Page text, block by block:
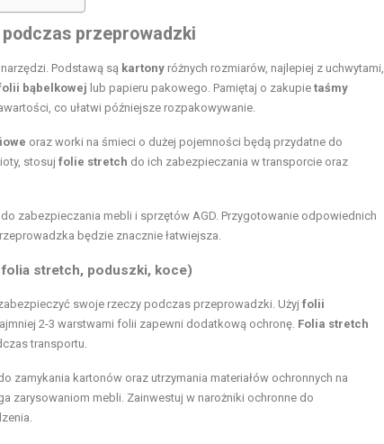
przeprowadzki
Podstawą są kartony różnych rozmiarów, najlepiej z uchwytami,
bąbelkowej lub papieru pakowego. Pamiętaj o zakupie taśmy
co ułatwi późniejsze rozpakowywanie.
oraz worki na śmieci o dużej pojemności będą przydatne do
stosuj folie stretch do ich zabezpieczania w transporcie oraz
do zabezpieczania mebli i sprzętów AGD. Przygotowanie odpowiednich
będzie znacznie łatwiejsza.
folia stretch, poduszki, koce)
swoje rzeczy podczas przeprowadzki. Użyj folii
2-3 warstwami folii zapewni dodatkową ochronę. Folia stretch
transportu.
zamykania kartonów oraz utrzymania materiałów ochronnych na
zarysowaniom mebli. Zainwestuj w narożniki ochronne do